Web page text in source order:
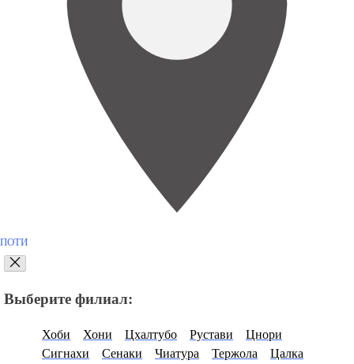
ПОТИ
Выберите филиал:
Хоби Хони Цхалтубо Рустави
Цнори
Сигнахи
Сенаки Чиатура Тержола
Цалка